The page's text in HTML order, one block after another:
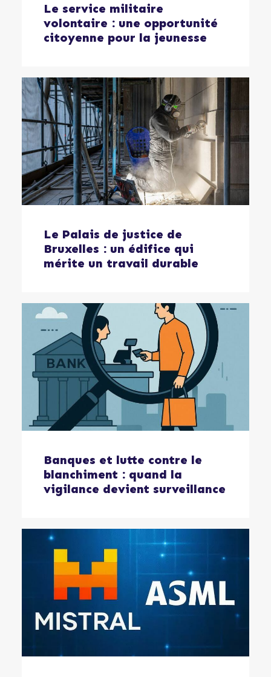
Le service militaire
volontaire : une opportunité
citoyenne pour la jeunesse
Le Palais de justice de
Bruxelles : un édifice qui
mérite un travail durable
Banques et lutte contre le
blanchiment : quand la
vigilance devient surveillance